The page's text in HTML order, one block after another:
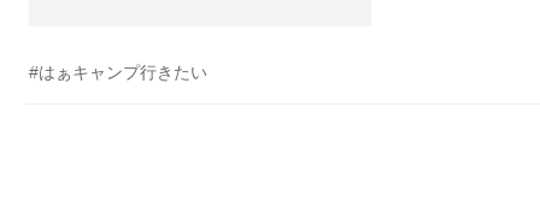
#はぁキャンプ行きたい